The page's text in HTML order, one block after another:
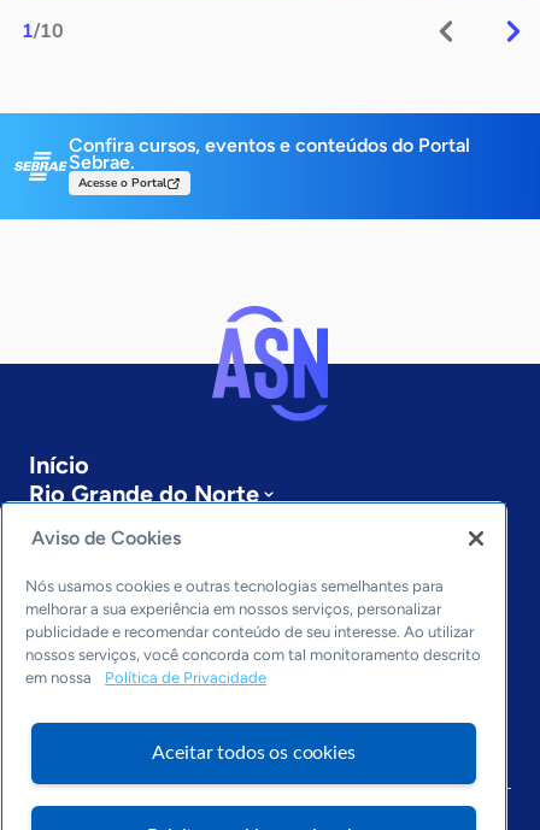
1/10
Confira cursos, eventos e conteúdos do Portal
Sebrae.
Acesse o Portal
Início
Rio Grande do Norte
Sobre a ASN
Últimas notícias
Entre em contato
Editorias
Economia & Política
Inovação & Tecnologia
Cultura empreendedora
Arquivo
Aviso de Cookies
Nós usamos cookies e outras tecnologias semelhantes para
melhorar a sua experiência em nossos serviços, personalizar
publicidade e recomendar conteúdo de seu interesse. Ao utilizar
nossos serviços, você concorda com tal monitoramento descrito
em nossa
Política de Privacidade
Aceitar todos os cookies